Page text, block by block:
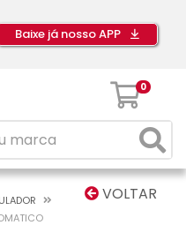
Baixe já nosso APP
0
VOLTAR